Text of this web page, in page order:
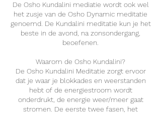
De Osho Kundalini mediatie wordt ook wel
het zusje van de Osho Dynamic meditatie
genoemd. De Kundalini meditatie kun je het
beste in de avond, na zonsondergang,
beoefenen.
Waarom de Osho Kundalini?
De Osho Kundalini Meditatie zorgt ervoor
dat je waar je blokkades en weerstanden
hebt of de energiestroom wordt
onderdrukt, de energie weer/meer gaat
stromen. De eerste twee fasen, het